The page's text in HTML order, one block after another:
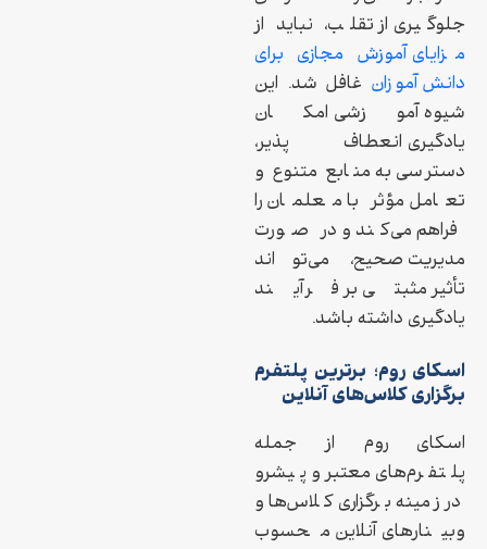
جلوگیری از تقلب، نباید از
مزایای آموزش مجازی برای
دانش آموزان غافل شد. این
شیوه آموزشی امکان
یادگیری انعطاف‌پذیر،
دسترسی به منابع متنوع و
تعامل مؤثر با معلمان را
فراهم می‌کند و در صورت
مدیریت صحیح، می‌تواند
تأثیر مثبتی بر فرآیند
یادگیری داشته باشد.
اسکای روم؛ برترین پلتفرم
برگزاری کلاس‌های آنلاین
اسکای روم از جمله
پلتفرم‌های معتبر و پیشرو
در زمینه برگزاری کلاس‌ها و
وبینارهای آنلاین محسوب